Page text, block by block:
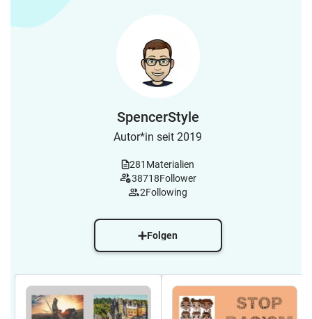
SpencerStyle
Autor*in seit 2019
281 Materialien
38718Follower
2Following
Folgen